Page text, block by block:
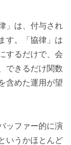
」は、付与され
す。「協律」は
するだけで、会
できるだけ関数
含めた運用が望
ッファー的に演
いうかほとんど